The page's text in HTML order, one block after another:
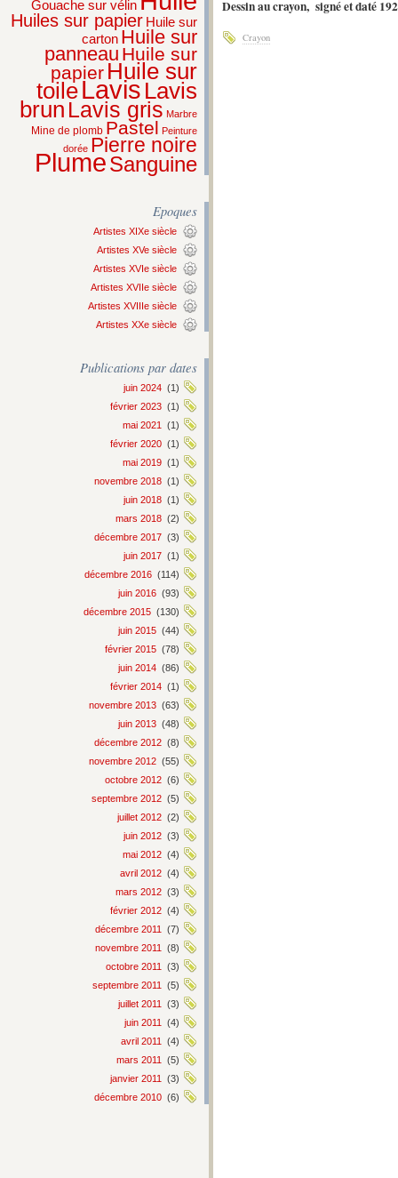
Gouache sur vélin
Huiles sur papier Huile sur
carton Huile sur
panneau Huile sur
papier Huile sur
toileLavis Lavis
brun Lavis gris Marbre
Mine de plomb Pastel Peinture
dorée Pierre noire
PlumeSanguine
Epoques
Artistes XIXe siècle
Artistes XVe siècle
Artistes XVIe siècle
Artistes XVIIe siècle
Artistes XVIIIe siècle
Artistes XXe siècle
Publications par dates
juin 2024 (1)
février 2023 (1)
mai 2021
(1)
février 2020 (1)
mai 2019 (1)
novembre 2018 (1)
juin 2018 (1)
mars 2018 (2)
décembre 2017 (3)
juin 2017 (1)
décembre 2016 (114)
juin 2016 (93)
décembre 2015 (130)
juin 2015 (44)
février 2015 (78)
juin 2014 (86)
février 2014 (1)
novembre 2013 (63)
juin 2013 (48)
décembre 2012 (8)
novembre 2012 (55)
octobre 2012 (6)
septembre 2012 (5)
juillet 2012 (2)
juin 2012 (3)
mai 2012 (4)
avril 2012 (4)
mars 2012 (3)
février 2012 (4)
décembre 2011
(7)
novembre 2011
(8)
octobre 2011
(3)
septembre 2011
(5)
juillet 2011
(3)
juin 2011
(4)
avril 2011
(4)
mars 2011
(5)
janvier 2011
(3)
décembre 2010 (6)
Dessin au crayon, signé et daté
Crayon